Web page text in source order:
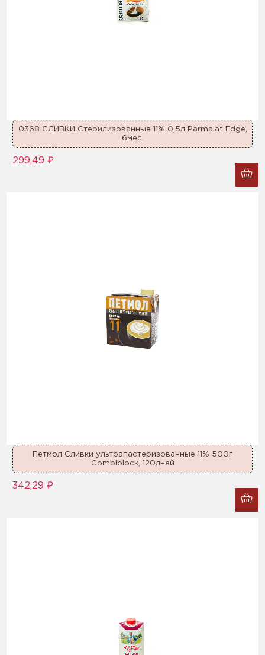
0368 СЛИВКИ Стерилизованные 11% 0,5л Parmalat Edge,
6мес.
299,49 ₽
Петмол Сливки ультрапастеризованные 11% 500г
Combiblock, 120дней
342,29 ₽